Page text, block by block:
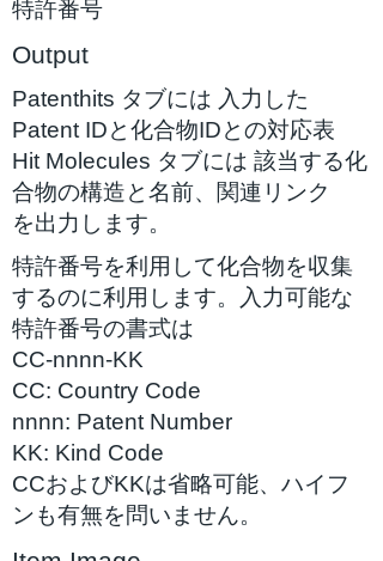
特許番号
Output
Patenthits タブには 入力した
Patent IDと化合物IDとの対応表
Hit Molecules タブには 該当する化
合物の構造と名前、関連リンク
を出力します。
特許番号を利用して化合物を収集
するのに利用します。入力可能な
特許番号の書式は
CC-nnnn-KK
CC: Country Code
nnnn: Patent Number
KK: Kind Code
CCおよびKKは省略可能、ハイフ
ンも有無を問いません。